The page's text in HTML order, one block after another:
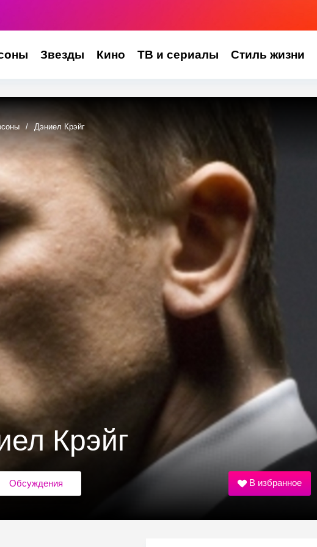
Звезды Кино ТВ и сериалы Стиль жизни
/ Дэниел Крэйг
Крэйг
Обсуждения В избранное